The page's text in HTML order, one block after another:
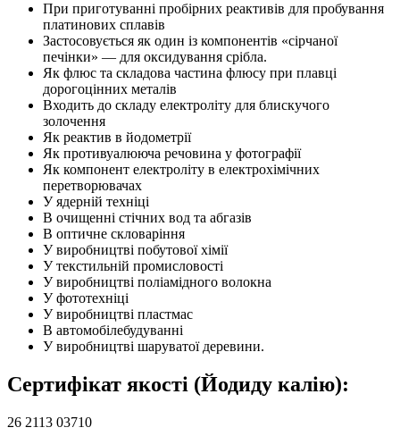
При приготуванні пробірних реактивів для пробування
платинових сплавів
Застосовується як один із компонентів «сірчаної
печінки» — для оксидування срібла.
Як флюс та складова частина флюсу при плавці
дорогоцінних металів
Входить до складу електроліту для блискучого
золочення
Як реактив в йодометрії
Як противуалююча речовина у фотографії
Як компонент електроліту в електрохімічних
перетворювачах
У ядерній техніці
В очищенні стічних вод та абгазів
В оптичне скловаріння
У виробництві побутової хімії
У текстильній промисловості
У виробництві поліамідного волокна
У фототехніці
У виробництві пластмас
В автомобілебудуванні
У виробництві шаруватої деревини.
Сертифікат якості (Йодиду калію):
26 2113 03710